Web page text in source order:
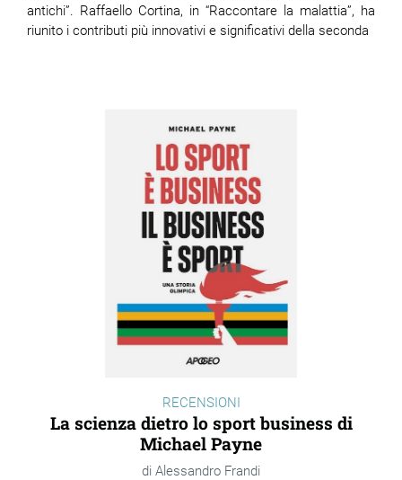
antichi”. Raffaello Cortina, in “Raccontare la malattia”, ha
riunito i contributi più innovativi e significativi della seconda
RECENSIONI
La scienza dietro lo sport business di
Michael Payne
Alessandro Frandi